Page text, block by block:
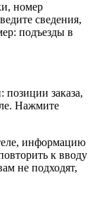
номер
сведения,
подъезды в
позиции заказа,
Нажмите
информацию
к вводу
не подходят,